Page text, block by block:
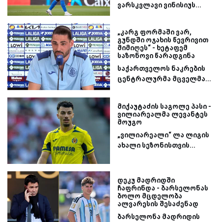
ვარსკვლავი ვინისიუს...
„კარგ ფორმაში ვარ,
გუნდში ოჯახის წევრივით
მიმიღეს“ - ხეტაფემ
საზონოვი წარადგინა
საქართველოს ნაკრების
ცენტრალურმა მცველმა...
მიქაუტაძის საგოლე პასი -
ვილიარეალმა ლევანტეს
მოუგო
„ვილიარეალი“ ლა ლიგის
ახალი სეზონისთვის...
დეკუ მადრიდში
ჩაფრინდა - ბარსელონას
ბოლო მცდელობა
ალვარესის შესაძენად
ბარსელონა მადრიდის